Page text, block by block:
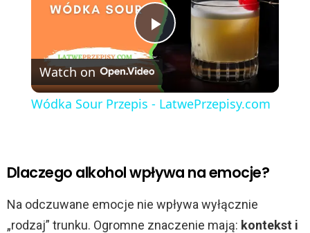
P
l
y
V
Watch on
Wódka Sour Przepis - LatwePrzepisy.com
Dlaczego alkohol wpływa na emocje?
Na odczuwane emocje nie wpływa wyłącznie
„rodzaj” trunku. Ogromne znaczenie mają: kontekst i